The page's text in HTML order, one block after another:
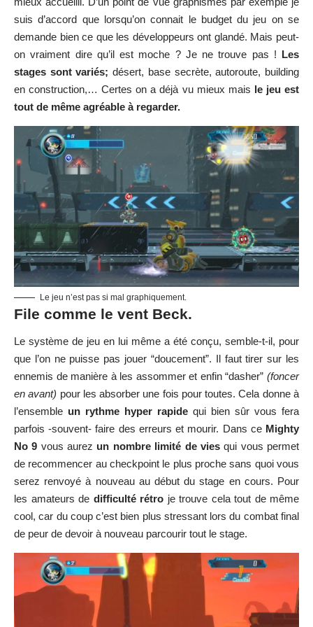
suis d’accord que lorsqu’on connait le budget du jeu on se
demande bien ce que les développeurs ont glandé. Mais peut-
on vraiment dire qu’il est moche ? Je ne trouve pas ! Les
stages sont variés; désert, base secrète, autoroute, building
en construction,… Certes on a déjà vu mieux mais le jeu est
tout de même agréable à regarder.
Le jeu n’est pas si mal graphiquement.
File comme le vent Beck.
Le système de jeu en lui même a été conçu, semble-t-il, pour
que l’on ne puisse pas jouer “doucement”. Il faut tirer sur les
ennemis de manière à les assommer et enfin “dasher” (foncer
en avant) pour les absorber une fois pour toutes. Cela donne à
l’ensemble un rythme hyper rapide qui bien sûr vous fera
parfois -souvent- faire des erreurs et mourir. Dans ce Mighty
No 9 vous aurez un nombre limité de viesqui vous permet
de recommencer au checkpoint le plus proche sans quoi vous
serez renvoyé à nouveau au début du stage en cours. Pour
les amateurs de difficulté rétro je trouve cela tout de même
cool, car du coup c’est bien plus stressant lors du combat final
de peur de devoir à nouveau parcourir tout le stage.